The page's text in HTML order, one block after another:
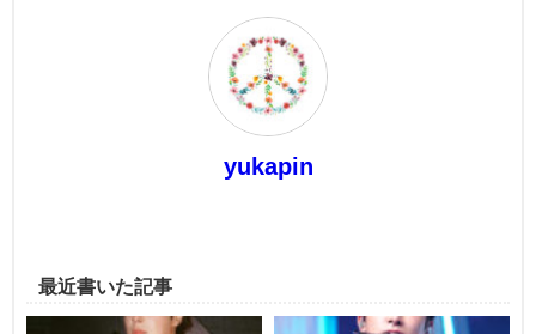
yukapin
最近書いた記事